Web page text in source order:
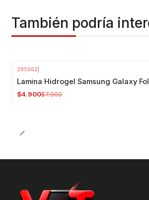
También podría
285662
Lamina Hidrogel Samsung Galaxy
$4.900$7.900